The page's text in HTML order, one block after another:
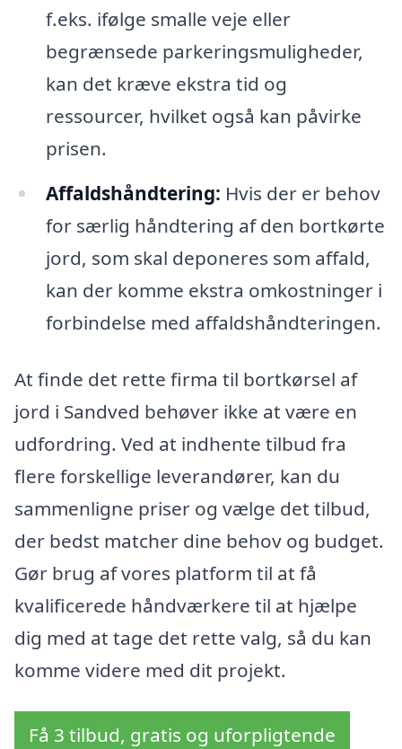
f.eks. ifølge smalle veje eller
begrænsede parkeringsmuligheder,
kan det kræve ekstra tid og
ressourcer, hvilket også kan påvirke
prisen.
Affaldshåndtering: Hvis der er behov
for særlig håndtering af den bortkørte
jord, som skal deponeres som affald,
kan der komme ekstra omkostninger i
forbindelse med affaldshåndteringen.
At finde det rette firma til bortkørsel af
jord i Sandved behøver ikke at være en
udfordring. Ved at indhente tilbud fra
flere forskellige leverandører, kan du
sammenligne priser og vælge det tilbud,
der bedst matcher dine behov og budget.
Gør brug af vores platform til at få
kvalificerede håndværkere til at hjælpe
dig med at tage det rette valg, så du kan
komme videre med dit projekt.
Få 3 tilbud, gratis og uforpligtende